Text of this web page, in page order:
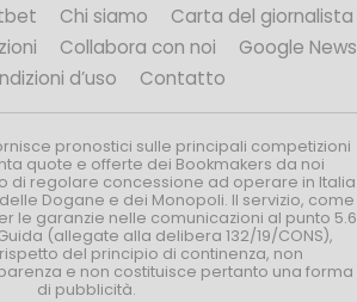
Chi siamo
Carta del giornalista
Collabora con noi
Google News
d’uso
Contatto
pronostici sulle principali competizioni
quote e offerte dei Bookmakers da noi
di regolare concessione ad operare in Italia
Dogane e dei Monopoli. Il servizio, come
le garanzie nelle comunicazioni al punto 5.6
(allegate alla delibera 132/19/CONS),
del principio di continenza, non
e non costituisce pertanto una forma
di pubblicità.